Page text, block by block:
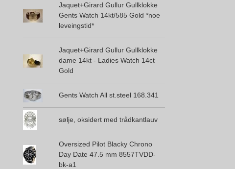
Jaquet+Girard Gullur Gullklokke
Gents Watch 14kt/585 Gold *noe
leveingstid*
Jaquet+Girard Gullur Gullklokke
dame 14kt - Ladies Watch 14ct
Gold
Gents Watch All st.steel 168.341
sølje, oksidert med trådkantlauv
Oversized Pilot Blacky Chrono
Day Date 47.5 mm 8557TVDD-
bk-a1